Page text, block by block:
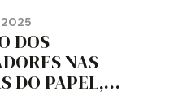
FITCH
2025
DOS
NAS
DO PAPEL,